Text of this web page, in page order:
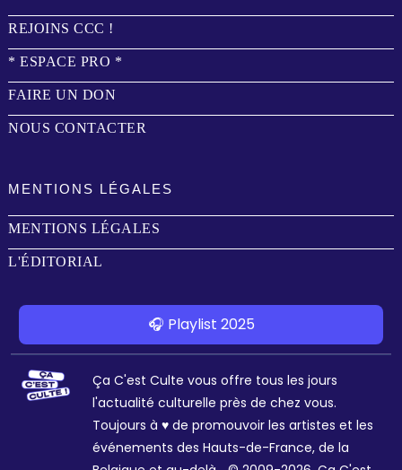
REJOINS CCC !
* ESPACE PRO *
FAIRE UN DON
NOUS CONTACTER
MENTIONS LÉGALES
MENTIONS LÉGALES
L'ÉDITORIAL
🎧 Playlist 2025
Ça C'est Culte vous offre tous les jours
l'actualité culturelle près de chez vous.
Toujours à ♥ de promouvoir les artistes et les
événements des Hauts-de-France, de la